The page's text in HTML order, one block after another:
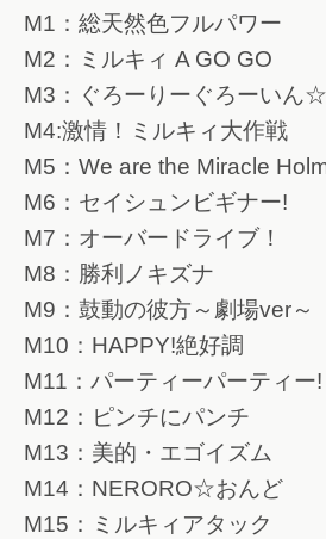
M1：総天然色フルパワー
M2：ミルキィ A GO GO
M3：ぐろーりーぐろーいん
M4:激情！ミルキィ大作戦
M5：We are the Miracle
M6：セイシュンビギナー!
M7：オーバードライブ！
M8：勝利ノキズナ
M9：鼓動の彼方～劇場ver～
M10：HAPPY!絶好調
M11：パーティーパーティー!
M12：ピンチにパンチ
M13：美的・エゴイズム
M14：NERORO☆おんど
M15：ミルキィアタック